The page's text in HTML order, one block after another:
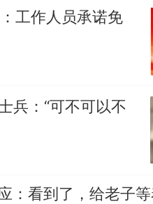
工作人员承诺免
兵：“可不可以不
：看到了，给老子